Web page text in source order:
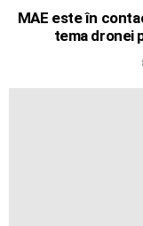
MAE este în
tema dronei